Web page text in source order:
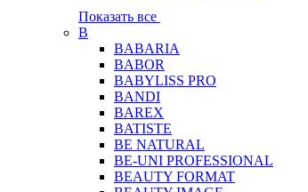
Показать все
B
BABARIA
BABOR
BABYLISS PRO
BANDI
BAREX
BATISTE
BE NATURAL
BE-UNI PROFESSIONAL
BEAUTY FORMAT